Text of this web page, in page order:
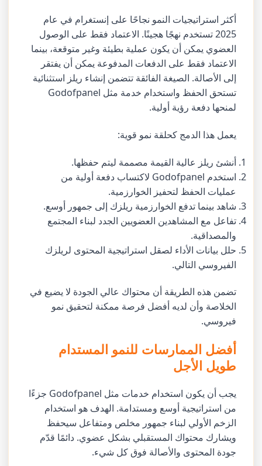
أكثر استراتيجيات النمو نجاحًا على إنستغرام في عام
2025 تستخدم نهجًا هجينًا. الاعتماد فقط على الوصول
العضوي يمكن أن يكون عملية بطيئة وغير متوقعة، بينما
الاعتماد فقط على الدفعات المدفوعة يمكن أن يفتقر
إلى الأصالة. الصيغة الفائقة تتضمن إنشاء ريلز استثنائية
تستحق الحفظ واستخدام خدمة مثل Godofpanel
لمنحها دفعة رؤية أولية.
يعمل هذا الدمج كحلقة نمو قوية:
أنشئ ريلز عالية القيمة مصممة ليتم حفظها.
استخدم Godofpanel لاكتساب دفعة أولية من
عمليات الحفظ لتحفيز الخوارزمية.
شاهد بينما تدفع الخوارزمية ريلزك إلى جمهور أوسع.
تفاعل مع المشاهدين العضويين الجدد لبناء المجتمع
والمصداقية.
حلل بيانات الأداء لصقل استراتيجية المحتوى لريلزك
الفيروسي التالي.
تضمن هذه الطريقة أن محتواك عالي الجودة لا يضيع في
الخلاصة وأن لديه أفضل فرصة ممكنة لتحقيق نمو
فيروسي.
أفضل الممارسات للنمو المستدام
طويل الأجل
يجب أن يكون استخدام خدمات مثل Godofpanel جزءًا
من استراتيجية أوسع ومستدامة. الهدف هو استخدام
الزخم الأولي لبناء جمهور مخلص ومتفاعل سيحفظ
ويشارك محتواك المستقبلي بشكل عضوي. دائمًا قدّم
جودة المحتوى والأصالة فوق كل شيء.